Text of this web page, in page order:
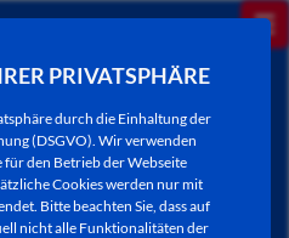
PRIVATSPHÄRE
durch die Einhaltung der
(DSGVO). Wir verwenden
den Betrieb der Webseite
Cookies werden nur mit
Bitte beachten Sie, dass auf
nicht alle Funktionalitäten der